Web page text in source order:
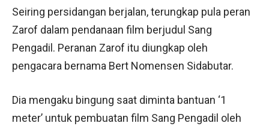
Seiring persidangan berjalan, terungkap pula peran
Zarof dalam pendanaan film berjudul Sang
Pengadil. Peranan Zarof itu diungkap oleh
pengacara bernama Bert Nomensen Sidabutar.
Dia mengaku bingung saat diminta bantuan ‘1
meter’ untuk pembuatan film Sang Pengadil oleh